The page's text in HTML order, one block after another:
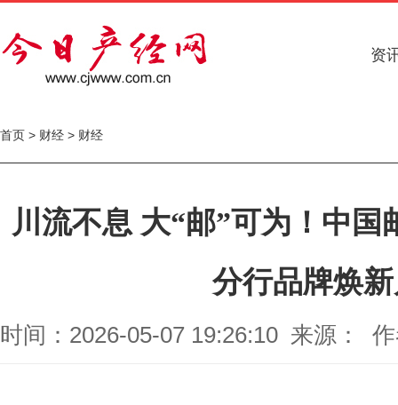
资
首页 > 财经 > 财经
川流不息 大“邮”可为！中
分行品牌焕
时间：2026-05-07 19:26:10 来源：